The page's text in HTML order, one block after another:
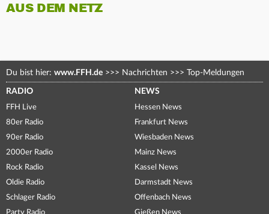
AUS DEM NETZ
Du bist hier: www.FFH.de >>> Nachrichten >>> Top-Meldungen
RADIO
FFH Live
80er Radio
90er Radio
2000er Radio
Rock Radio
Oldie Radio
Schlager Radio
NEWS
Hessen News
Frankfurt News
Wiesbaden News
Mainz News
Kassel News
Darmstadt News
Offenbach News